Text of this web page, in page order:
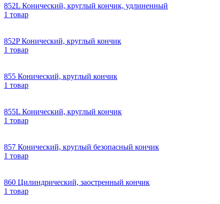
852L Конический, круглый кончик, удлиненный
1 товар
852P Конический, круглый кончик
1 товар
855 Конический, круглый кончик
1 товар
855L Конический, круглый кончик
1 товар
857 Конический, круглый безопасный кончик
1 товар
860 Цилиндрический, заостренный кончик
1 товар